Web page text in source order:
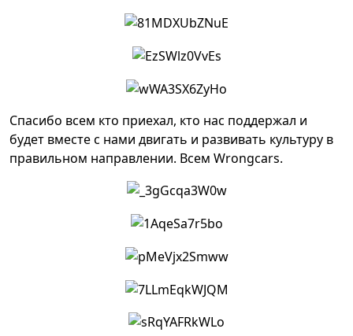
Спасибо всем кто приехал, кто нас поддержал и
будет вместе с нами двигать и развивать культуру в
правильном направлении. Всем Wrongcars.